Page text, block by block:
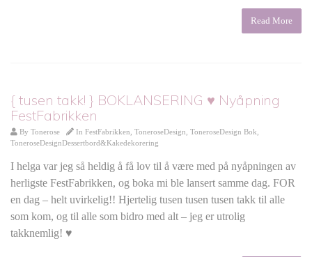
Read More
{ tusen takk! } BOKLANSERING ♥ Nyåpning
FestFabrikken
By Tonerose In FestFabrikken ToneroseDesign ToneroseDesign Bok
ToneroseDesignDessertbord&Kakedekorering
I helga var jeg så heldig å få lov til å være med på nyåpningen av
herligste FestFabrikken, og boka mi ble lansert samme dag. FOR
en dag – helt uvirkelig!! Hjertelig tusen tusen tusen takk til alle
som kom, og til alle som bidro med alt – jeg er utrolig
takknemlig! ♥